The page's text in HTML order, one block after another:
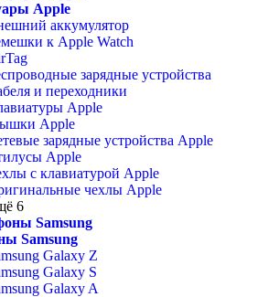
Apple
аккумулятор
к Apple Watch
зарядные устройства
и переходники
Apple
Apple
зарядные устройства Apple
Apple
с клавиатурой Apple
чехлы Apple
6
Samsung
Galaxy Z
Galaxy S
Galaxy A